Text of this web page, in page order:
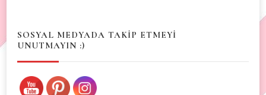
SOSYAL MEDYADA TAKİP ETMEYİ
UNUTMAYIN :)